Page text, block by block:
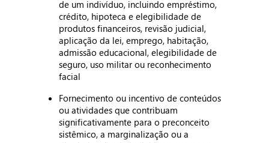
de um indivíduo, incluindo empréstimo,
crédito, hipoteca e elegibilidade de
produtos financeiros, revisão judicial,
aplicação da lei, emprego, habitação,
admissão educacional, elegibilidade de
seguro, uso militar ou reconhecimento
facial
Fornecimento ou incentivo de conteúdos
ou atividades que contribuam
significativamente para o preconceito
sistêmico, a marginalização ou a